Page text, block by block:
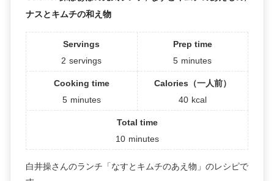
ナスとキムチの和え物
Servings
2 servings
Prep time
5 minutes
Cooking time
5 minutes
Calories（一人前）
40 kcal
Total time
10 minutes
白井操さんのランチ「なすとキムチのあえ物」のレシピで